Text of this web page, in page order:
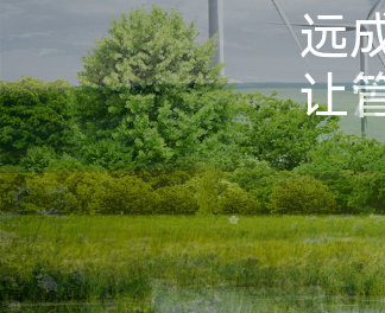
远
让
远
让
远
让
远
让